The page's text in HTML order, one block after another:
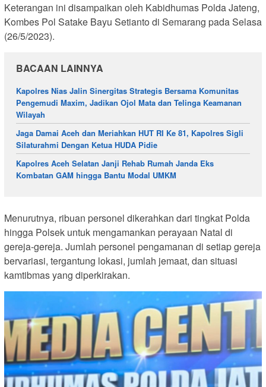
Keterangan ini disampaikan oleh Kabidhumas Polda Jateng,
Kombes Pol Satake Bayu Setianto di Semarang pada Selasa
(26/5/2023).
BACAAN LAINNYA
Kapolres Nias Jalin Sinergitas Strategis Bersama Komunitas
Pengemudi Maxim, Jadikan Ojol Mata dan Telinga Keamanan
Wilayah
Jaga Damai Aceh dan Meriahkan HUT RI Ke 81, Kapolres Sigli
Silaturahmi Dengan Ketua HUDA Pidie
Kapolres Aceh Selatan Janji Rehab Rumah Janda Eks
Kombatan GAM hingga Bantu Modal UMKM
Menurutnya, ribuan personel dikerahkan dari tingkat Polda
hingga Polsek untuk mengamankan perayaan Natal di
gereja-gereja. Jumlah personel pengamanan di setiap gereja
bervariasi, tergantung lokasi, jumlah jemaat, dan situasi
kamtibmas yang diperkirakan.